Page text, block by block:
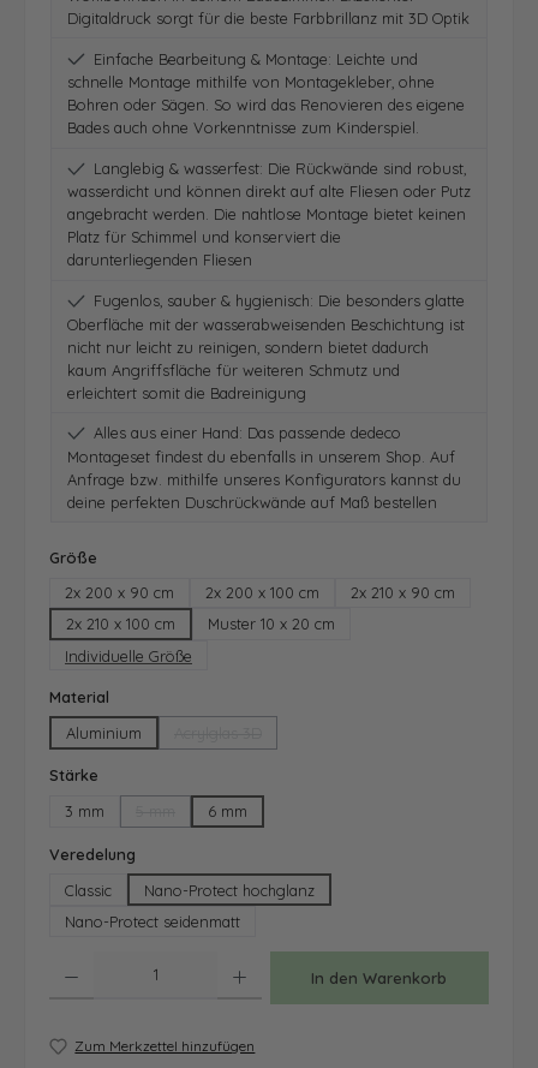
Digitaldruck sorgt für die beste Farbbrillanz mit 3D Optik
Einfache Bearbeitung & Montage: Leichte und
schnelle Montage mithilfe von Montagekleber, ohne
Bohren oder Sägen. So wird das Renovieren des eigene
Bades auch ohne Vorkenntnisse zum Kinderspiel.
Langlebig & wasserfest: Die Rückwände sind robust,
wasserdicht und können direkt auf alte Fliesen oder Putz
angebracht werden. Die nahtlose Montage bietet keinen
Platz für Schimmel und konserviert die
darunterliegenden Fliesen
Fugenlos, sauber & hygienisch: Die besonders glatte
Oberfläche mit der wasserabweisenden Beschichtung ist
nicht nur leicht zu reinigen, sondern bietet dadurch
kaum Angriffsfläche für weiteren Schmutz und
erleichtert somit die Badreinigung
Alles aus einer Hand: Das passende dedeco
Montageset findest du ebenfalls in unserem Shop. Auf
Anfrage bzw. mithilfe unseres Konfigurators kannst du
deine perfekten Duschrückwände auf Maß bestellen
Größe
2x 200 x 90 cm
2x 200 x 100 cm
2x 210 x 90 cm
2x 210 x 100 cm
Muster 10 x 20 cm
Individuelle Größe
Material
Aluminium
Stärke
3 mm
(Diese Option ist zurzeit nicht verfügbar.)
6 mm
Veredelung
Classic
Nano-Protect hochglanz
Nano-Protect seidenmatt
In den Warenkorb
Zum Merkzettel hinzufügen